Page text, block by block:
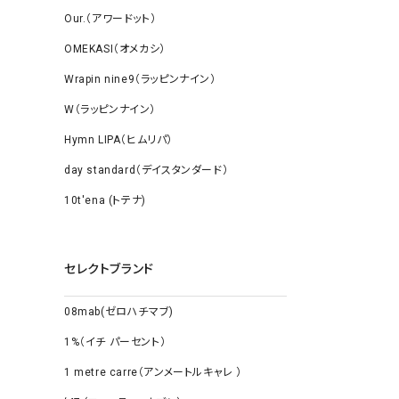
Our.（アワードット）
OMEKASI（オメカシ）
Wrapin nine9（ラッピンナイン）
W（ラッピンナイン）
Hymn LIPA（ヒムリパ）
day standard（デイスタンダード）
10t'ena (トテナ)
セレクトブランド
08mab(ゼロハチマブ)
1%（イチ パーセント）
1 metre carre（アンメートルキャレ ）